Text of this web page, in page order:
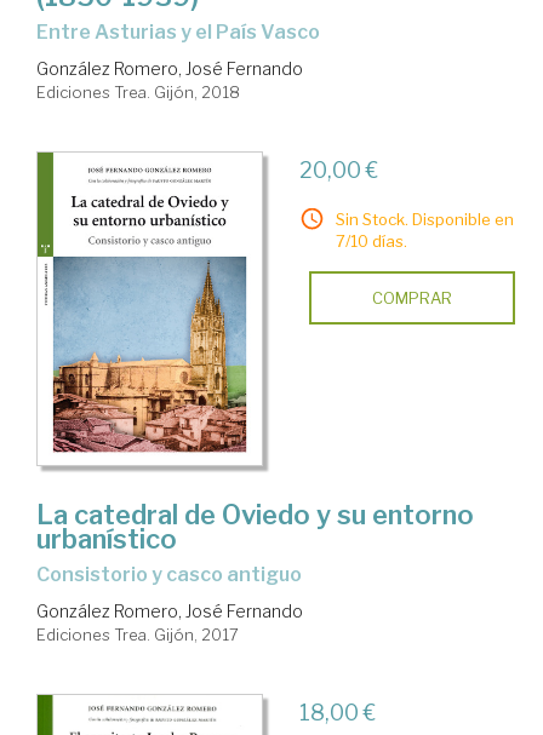
entre Asturias y el País Vasco
González Romero, José Fernando
Ediciones Trea. Gijón, 2018
20,00 €
Sin Stock. Disponible en
7/10 días.
COMPRAR
La catedral de Oviedo y su entorno
urbanístico
consistorio y casco antiguo
González Romero, José Fernando
Ediciones Trea. Gijón, 2017
18,00 €